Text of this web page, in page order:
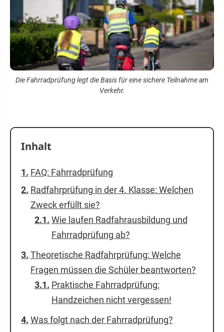
Die Fahrradprüfung legt die Basis für eine sichere Teilnahme am
Verkehr.
Inhalt
FAQ: Fahrradprüfung
Radfahrprüfung in der 4. Klasse: Welchen
Zweck erfüllt sie?
Wie laufen Radfahrausbildung und
Fahrradprüfung ab?
Theoretische Radfahrprüfung: Welche
Fragen müssen die Schüler beantworten?
Praktische Fahrradprüfung:
Handzeichen nicht vergessen!
Was folgt nach der Fahrradprüfung?